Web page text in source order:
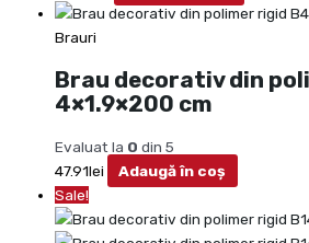
Brauri
Brau decorativ din
4×1.9×200 cm
Evaluat la 0 din 5
47.91lei
Adaugă în coș
Sale!